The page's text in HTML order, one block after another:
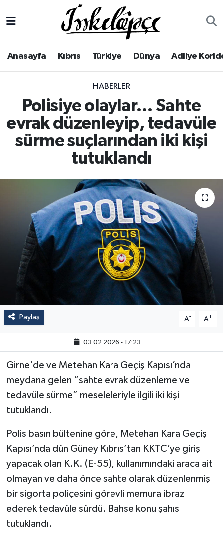
Anasayfa Kıbrıs Türkiye Dünya Adliye
HABERLER
Polisiye olaylar… Sahte
evrak düzenleyip, tedavüle
sürme suçlarından iki kişi
tutuklandı
Paylaş A- A+
03.02.2026 - 17:23
Girne'de ve Metehan Kara Geçiş Kapısı’nda
meydana gelen “sahte evrak düzenleme ve
tedavüle sürme” meseleleriyle ilgili iki kişi
tutuklandı.
Polis basın bültenine göre, Metehan Kara Geçiş
Kapısı’nda dün Güney Kıbrıs’tan KKTC’ye giriş
yapacak olan K.K. (E-55), kullanımındaki araca ait
olmayan ve daha önce sahte olarak düzenlenmiş
bir sigorta poliçesini görevli memura ibraz
ederek tedavüle sürdü. Bahse konu şahıs
tutuklandı.
Kıbrıs
Dünya
Adliye Koridoru
Yaşam
Lefkoşa Nöbetçi Eczaneler
Lefkoşa Hava Durumu
Lefkoşa Trafik Yoğunluk Haritası
Süper Lig Puan Durumu ve Fikstür
Tüm Manşetler
Son Dakika Haberleri
Haber Arşivi